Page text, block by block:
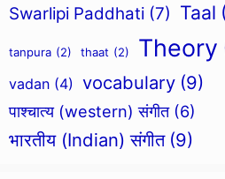
Swarlipi Paddhati (7) Taal
tanpura (2) thaat (2) Theory
vadan (4) vocabulary (9)
पाश्चात्य (western) संगीत (6)
भारतीय (Indian) संगीत (9)